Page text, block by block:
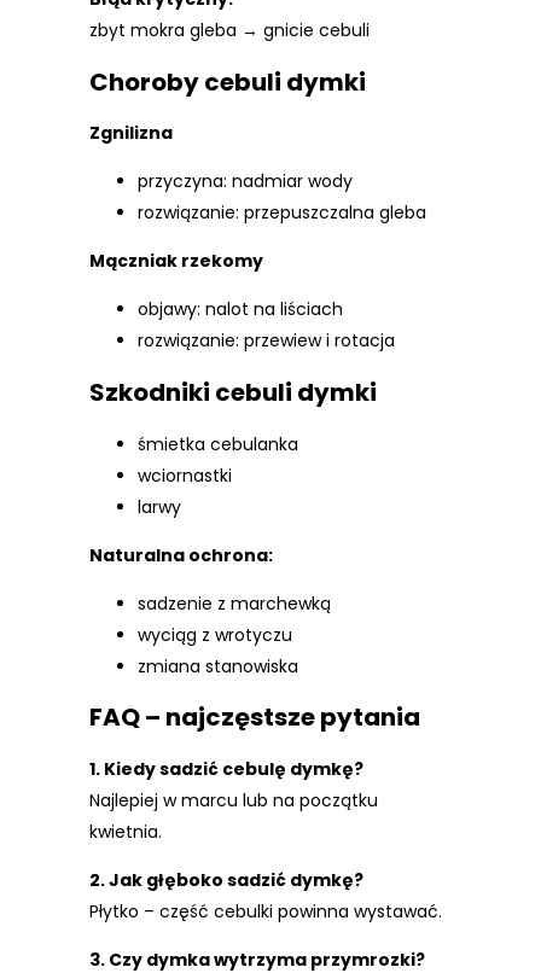
zbyt mokra gleba → gnicie cebuli
Choroby cebuli dymki
Zgnilizna
przyczyna: nadmiar wody
rozwiązanie: przepuszczalna gleba
Mączniak rzekomy
objawy: nalot na liściach
rozwiązanie: przewiew i rotacja
Szkodniki cebuli dymki
śmietka cebulanka
wciornastki
larwy
Naturalna ochrona:
sadzenie z marchewką
wyciąg z wrotyczu
zmiana stanowiska
FAQ – najczęstsze pytania
1. Kiedy sadzić cebulę dymkę?
Najlepiej w marcu lub na początku
kwietnia.
2. Jak głęboko sadzić dymkę?
Płytko – część cebulki powinna wystawać.
3. Czy dymka wytrzyma przymrozki?